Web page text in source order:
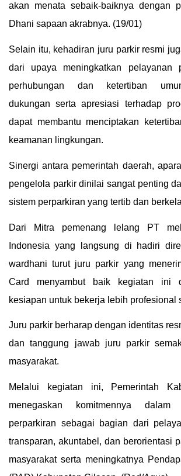
akan menata sebaik-baiknya dengan
Dhani sapaan akrabnya. (19/01)
Selain itu, kehadiran juru parkir resmi
dari upaya meningkatkan pelayanan
perhubungan dan ketertiban
dukungan serta apresiasi terhadap
dapat membantu menciptakan
keamanan lingkungan.
Sinergi antara pemerintah daerah,
pengelola parkir dinilai sangat penting
sistem perparkiran yang tertib dan
Dari Mitra pemenang lelang PT
Indonesia yang langsung di hadiri
wardhani turut juru parkir yang
Card menyambut baik kegiatan ini
kesiapan untuk bekerja lebih profesional
Juru parkir berharap dengan identitas
dan tanggung jawab juru parkir
masyarakat.
Melalui kegiatan ini, Pemerintah
menegaskan komitmennya
perparkiran sebagai bagian dari
transparan, akuntabel, dan berorientasi
masyarakat serta meningkatnya